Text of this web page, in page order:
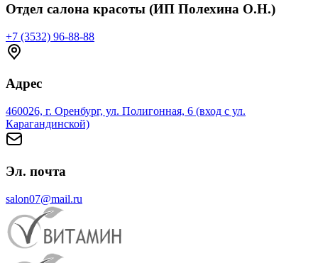
Отдел салона красоты (ИП Полехина О.Н.)
+7 (3532) 96-88-88
Адрес
460026, г. Оренбург, ул. Полигонная, 6 (вход с ул.
Карагандинской)
Эл. почта
salon07@mail.ru